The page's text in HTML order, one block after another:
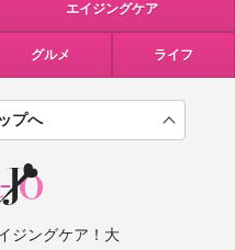
エイジングケア
グルメ ライフ
プへ
ジングケア！大